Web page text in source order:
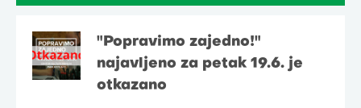
"Popravimo zajedno!"
najavljeno za petak 19.6. je
otkazano